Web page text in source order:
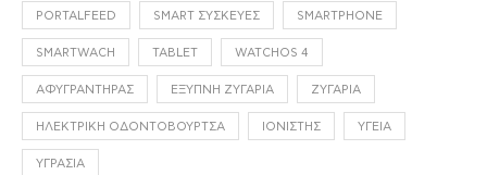
PORTALFEED SMART ΣΥΣΚΕΥΈΣ SMARTPHONE
SMARTWACH TABLET WATCHOS 4
ΑΦΥΓΡΑΝΤΉΡΑΣ ΈΞΥΠΝΗ ΖΥΓΑΡΙΆ ΖΥΓΑΡΙΆ
ΗΛΕΚΤΡΙΚΉ ΟΔΟΝΤΌΒΟΥΡΤΣΑ ΙΟΝΙΣΤΉΣ ΥΓΕΊΑ
ΥΓΡΑΣΊΑ